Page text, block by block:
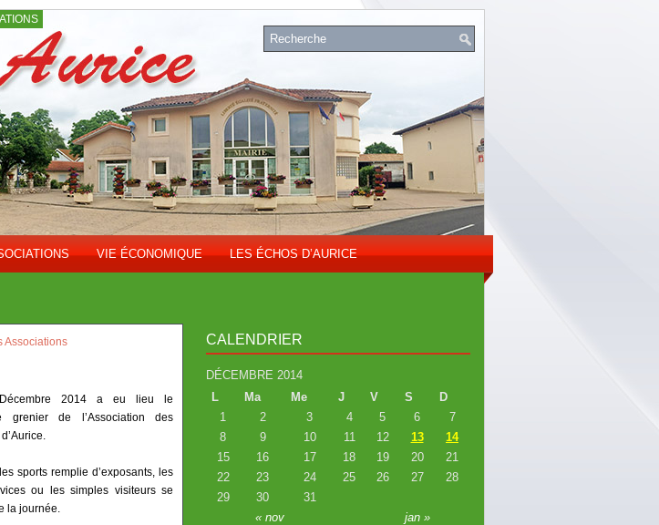
VIE ÉCONOMIQUE LES ÉCHOS D’AURICE
Associations
2014 a eu lieu le
grenier de l’Association des
sports remplie d’exposants, les
ou les simples visiteurs se
la journée.
CALENDRIER
DÉCEMBRE 2014
L
Ma Me J V S D
« nov jan »
1 2 3 4 5 6
7
8
9 10 11 12 13
14
15
16 17 18 19 20
21
22
23 24 25 26 27
28
29
30 31